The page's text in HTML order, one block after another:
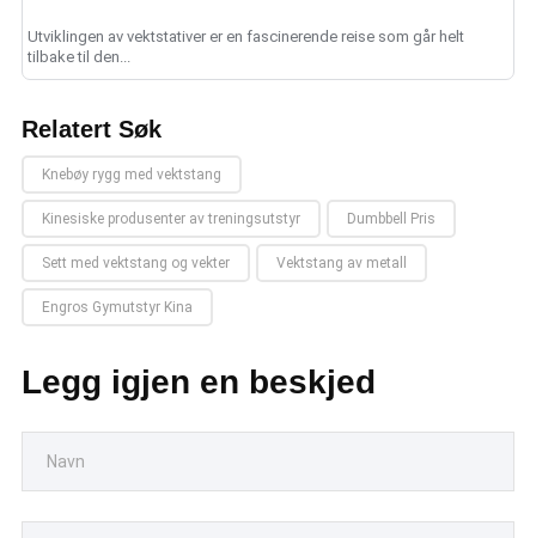
Utviklingen av vektstativer er en fascinerende reise som går helt
tilbake til den...
Relatert Søk
Knebøy rygg med vektstang
Kinesiske produsenter av treningsutstyr Dumbbell Pris
Sett med vektstang og vekter Vektstang av metall
Engros Gymutstyr Kina
Legg igjen en beskjed